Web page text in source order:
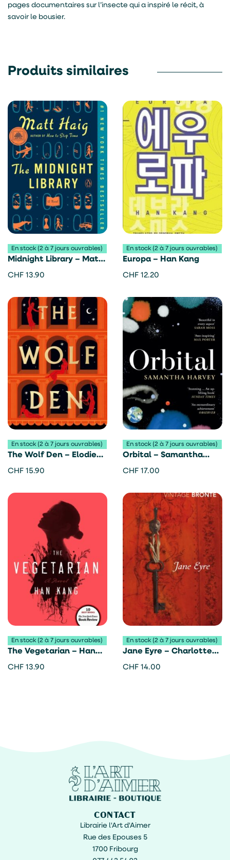
pages documentaires sur l’insecte qui a inspiré le récit, à
savoir le bousier.
Produits similaires
En stock (2 à 7 jours ouvrables)
Midnight Library – Matt
Haig
CHF 13.90
En stock (2 à 7 jours ouvrables)
Europa – Han Kang
CHF 12.20
En stock (2 à 7 jours ouvrables)
The Wolf Den – Elodie
Harper
CHF 15.90
En stock (2 à 7 jours ouvrables)
Orbital – Samantha
Harvey
CHF 17.00
En stock (2 à 7 jours ouvrables)
The Vegetarian – Han
Kang
CHF 13.90
En stock (2 à 7 jours ouvrables)
Jane Eyre – Charlotte
Brontë
CHF 14.00
CONTACT
Librairie l'Art d'Aimer
Rue des Epouses 5
1700 Fribourg